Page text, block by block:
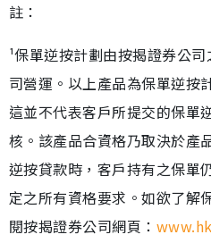
註：
¹保單逆按計劃由按揭證券公
司營運。以上產品為保單逆按
這並不代表客戶所提交的保單
核。該產品合資格乃取決於產
逆按貸款時，客戶持有之保單
定之所有資格要求。如欲了解
閱按揭證券公司網頁：